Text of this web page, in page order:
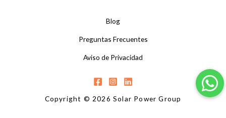
Blog
Preguntas Frecuentes
Aviso de Privacidad
Copyright © 2026 Solar Power Group